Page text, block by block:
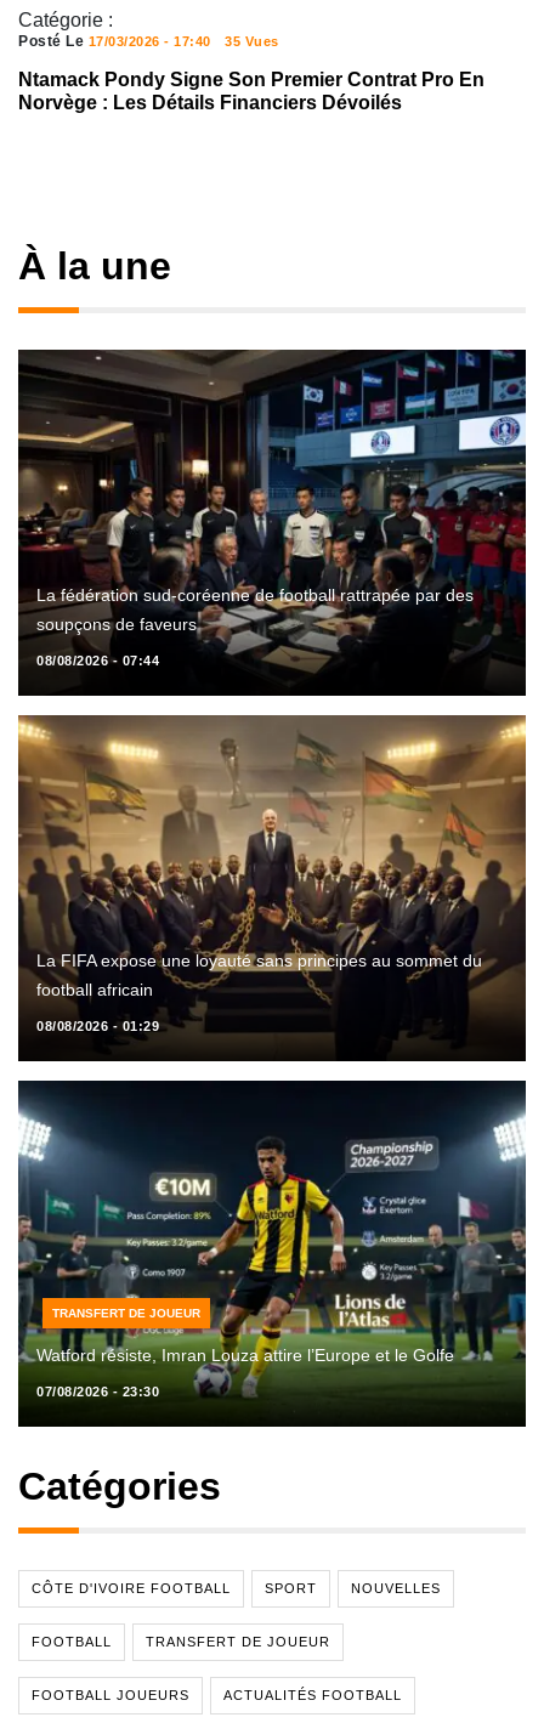
Catégorie :
Posté Le 17/03/2026 - 17:40 35 Vues
Ntamack Pondy Signe Son Premier Contrat Pro En
Norvège : Les Détails Financiers Dévoilés
À la une
La fédération sud-coréenne de football rattrapée par des
soupçons de faveurs
08/08/2026 - 07:44
La FIFA expose une loyauté sans principes au sommet du
football africain
08/08/2026 - 01:29
TRANSFERT DE JOUEUR
Watford résiste, Imran Louza attire l’Europe et le Golfe
07/08/2026 - 23:30
Catégories
CÔTE D'IVOIRE FOOTBALL SPORT NOUVELLES
FOOTBALL TRANSFERT DE JOUEUR
FOOTBALL JOUEURS ACTUALITÉS FOOTBALL